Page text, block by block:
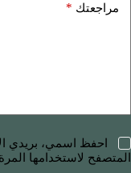
مراجعتك *
احفظ اسمي، بريدي
المتصفح لاستخدامها